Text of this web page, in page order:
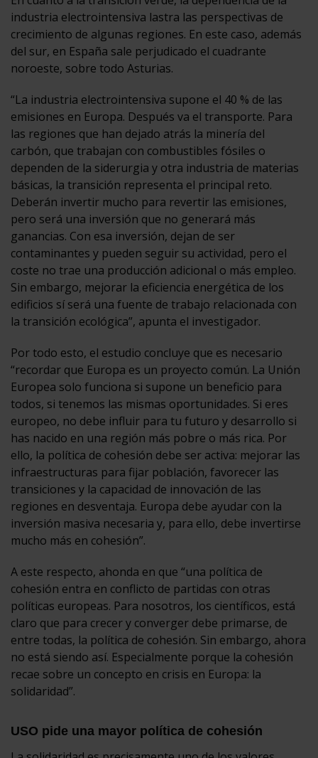
industria electrointensiva lastra las perspectivas de
crecimiento de algunas regiones. En este caso, además
del sur, en España sale perjudicado el cuadrante
noroeste, sobre todo Asturias.
“La industria electrointensiva supone el 40 % de las
emisiones en Europa. Después va el transporte. Para
las regiones que han dejado atrás la minería del
carbón, que trabajan con combustibles fósiles o
dependen de la siderurgia y otra industria de materias
básicas, la transición representa el principal reto.
Deberán invertir mucho para revertir las emisiones,
pero será una inversión que no generará más
ganancias. Con esa inversión, dejan de ser
contaminantes y pueden seguir su actividad, pero el
coste no trae una producción adicional o más empleo.
Sin embargo, mejorar la eficiencia energética de los
edificios sí será una fuente de trabajo relacionada con
la transición ecológica”, apunta el investigador.
Por todo esto, el estudio concluye que es necesario
“recordar que Europa es un proyecto común. La Unión
Europea solo funciona si supone un beneficio para
todos, si tenemos las mismas oportunidades. Si eres
europeo, no debe influir para tu futuro y desarrollo si
has nacido en una región más pobre o más rica. Por
ello, la política de cohesión debe ser activa: mejorar las
infraestructuras para fijar población, favorecer las
transiciones y la capacidad de innovación de las
regiones en desventaja. Europa debe ayudar con la
inversión masiva necesaria y, para ello, debe invertirse
mucho más en cohesión”.
A este respecto, ahonda en que “una política de
cohesión entra en conflicto de partidas con otras
políticas europeas. Para nosotros, los científicos, está
claro que para crecer y converger debe primarse, de
entre todas, la política de cohesión. Sin embargo, ahora
no está siendo así. Especialmente porque la cohesión
recae sobre un concepto en crisis en Europa: la
solidaridad”.
USO pide una mayor política de cohesión